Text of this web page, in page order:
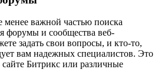
менее важной частью поиска
форумы и сообщества веб-
задать свои вопросы, и кто-то,
вам надежных специалистов. Это
Битрикс или различные